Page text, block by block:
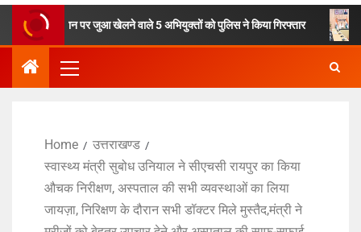
पर जुआ खेलने वाले 5 अभियुक्तों को पुलिस ने किया गिरफ्तार मुख्यमंत्री
Home
उत्तराखण्ड
स्वास्थ्य मंत्री सुबोध उनियाल ने सीएचसी रायपुर का किया
औचक निरीक्षण, अस्पताल की सभी व्यवस्थाओं का लिया
जायज़ा, निरिक्षण के दौरान सभी डॉक्टर मिले मुस्तैद,मंत्री ने